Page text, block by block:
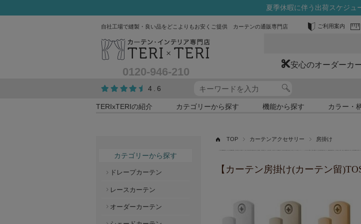
夏季休暇に伴う出荷スケジュ
自社工場で縫製・良い品をどこよりもお安くご提供 カーテンの通販専門店 ご利用案内
0120-946-210
安心のオーダーカ
4.6
TERIxTERIの紹介 カテゴリーから探す 機能から探す カラー・
TOP カーテンアクセサリー 房掛け
【カーテン房掛け(カーテン留
カテゴリーから探す
ドレープカーテン
レースカーテン
オーダーカーテン